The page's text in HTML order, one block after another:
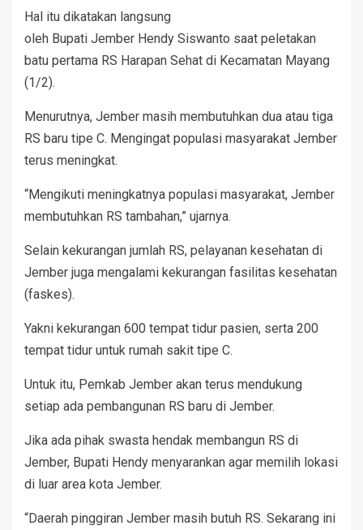
Hal itu dikatakan langsung
oleh Bupati Jember Hendy Siswanto saat peletakan
batu pertama RS Harapan Sehat di Kecamatan Mayang
(1/2).
Menurutnya, Jember masih membutuhkan dua atau tiga
RS baru tipe C. Mengingat populasi masyarakat Jember
terus meningkat.
“Mengikuti meningkatnya populasi masyarakat, Jember
membutuhkan RS tambahan,” ujarnya.
Selain kekurangan jumlah RS, pelayanan kesehatan di
Jember juga mengalami kekurangan fasilitas kesehatan
(faskes).
Yakni kekurangan 600 tempat tidur pasien, serta 200
tempat tidur untuk rumah sakit tipe C.
Untuk itu, Pemkab Jember akan terus mendukung
setiap ada pembangunan RS baru di Jember.
Jika ada pihak swasta hendak membangun RS di
Jember, Bupati Hendy menyarankan agar memilih lokasi
di luar area kota Jember.
“Daerah pinggiran Jember masih butuh RS. Sekarang ini